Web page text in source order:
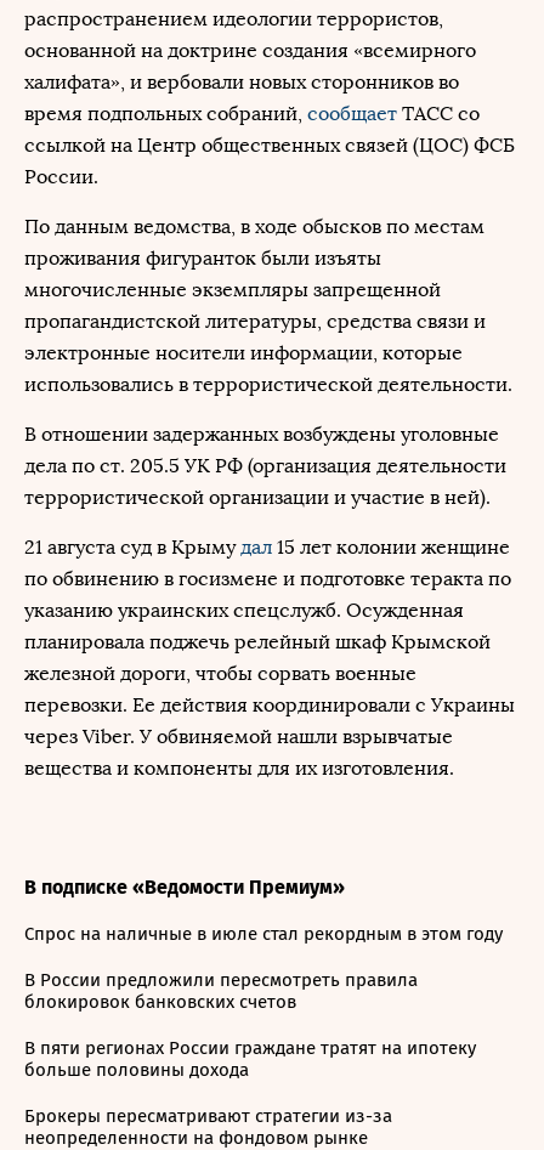
распространением идеологии террористов,
основанной на доктрине создания «всемирного
халифата», и вербовали новых сторонников во
время подпольных собраний, сообщает ТАСС со
ссылкой на Центр общественных связей (ЦОС) ФСБ
России.
По данным ведомства, в ходе обысков по местам
проживания фигуранток были изъяты
многочисленные экземпляры запрещенной
пропагандистской литературы, средства связи и
электронные носители информации, которые
использовались в террористической деятельности.
В отношении задержанных возбуждены уголовные
дела по ст. 205.5 УК РФ (организация деятельности
террористической организации и участие в ней).
21 августа суд в Крымудал 15 лет колонии женщине
по обвинению в госизмене и подготовке теракта по
указанию украинских спецслужб. Осужденная
планировала поджечь релейный шкаф Крымской
железной дороги, чтобы сорвать военные
перевозки. Ее действия координировали с Украины
через Viber. У обвиняемой нашли взрывчатые
вещества и компоненты для их изготовления.
В подписке «Ведомости Премиум»
Спрос на наличные в июле стал рекордным в этом году
В России предложили пересмотреть правила
блокировок банковских счетов
В пяти регионах России граждане тратят на ипотеку
больше половины дохода
Брокеры пересматривают стратегии из-за
неопределенности на фондовом рынке